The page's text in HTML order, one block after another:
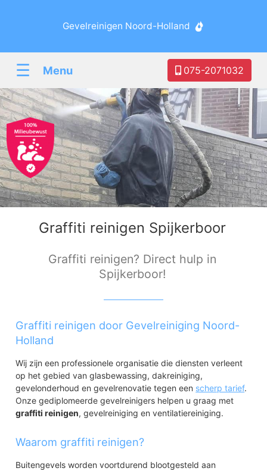
Gevelreinigen Noord-Holland
☰ Menu 075-2071032
Graffiti reinigen Spijkerboor
Graffiti reinigen? Direct hulp in
Spijkerboor!
Graffiti reinigen door Gevelreiniging Noord-
Holland
Wij zijn een professionele organisatie die diensten verleent
op het gebied van glasbewassing, dakreiniging,
gevelonderhoud en gevelrenovatie tegen een scherp tarief.
Onze gediplomeerde gevelreinigers helpen u graag met
graffiti reinigen, gevelreiniging en ventilatiereiniging.
Waarom graffiti reinigen?
Buitengevels worden voortdurend blootgesteld aan